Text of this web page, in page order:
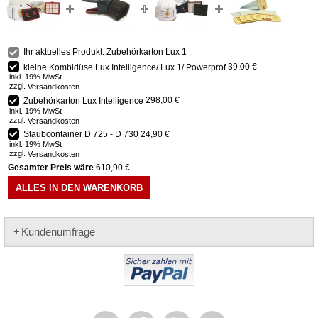
Ihr aktuelles Produkt: Zubehörkarton Lux 1
kleine Kombidüse Lux Intelligence/ Lux 1/ Powerprof 39,00 €
inkl. 19% MwSt
zzgl. Versandkosten
Zubehörkarton Lux Intelligence 298,00 €
inkl. 19% MwSt
zzgl. Versandkosten
Staubcontainer D 725 - D 730 24,90 €
inkl. 19% MwSt
zzgl. Versandkosten
Gesamter Preis wäre 610,90 €
ALLES IN DEN WARENKORB
Kundenumfrage